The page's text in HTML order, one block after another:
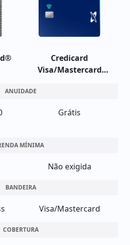
Credicard
Visa/Mastercard
ANUIDADE
Grátis
MÍNIMA
Não exigida
BANDEIRA
Visa/Mastercard
COBERTURA